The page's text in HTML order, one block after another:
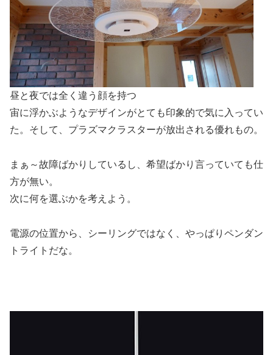
昼と夜では全く違う顔を持つ
宙に浮かぶようなデザインがとても印象的で気に入ってい
た。そして、プラズマクラスターが放出される優れもの。
まぁ～故障ばかりしているし、希望ばかり言っていても仕
方が無い。
次に何を選ぶかを考えよう。
電源の位置から、シーリングではなく、やっぱりペンダン
トライトだな。